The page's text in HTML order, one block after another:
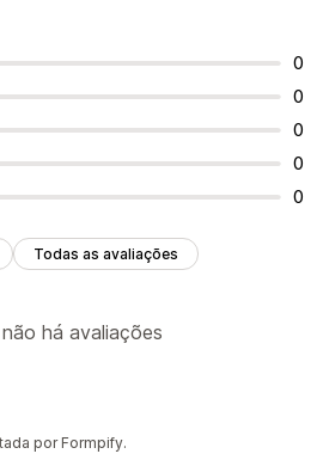
0
0
0
0
0
Todas as avaliações
há avaliações
por Formpify.